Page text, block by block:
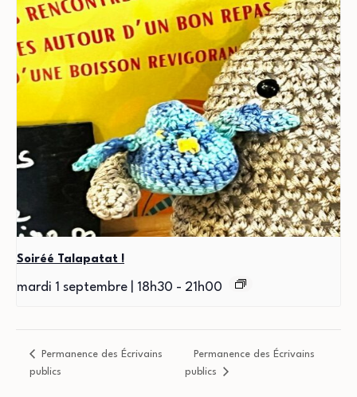
Soiréé Talapatat !
mardi 1 septembre | 18h30 - 21h00
Permanence des Écrivains
publics
Permanence des Écrivains
publics